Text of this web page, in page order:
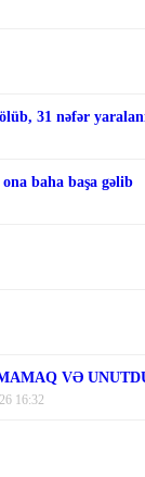
31 nəfər
baha başa gəlib
VƏ
16:32